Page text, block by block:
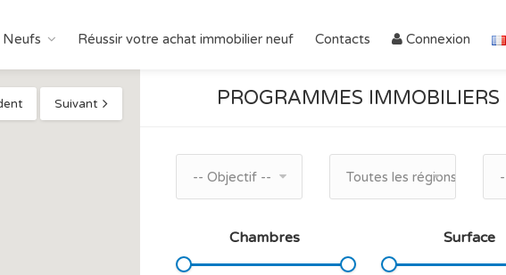
Neufs Réussir votre achat immobilier neuf Contacts Connexion
Suivant PROGRAMMES
-- Objectif -- Toutes les régions
Chambres Surface